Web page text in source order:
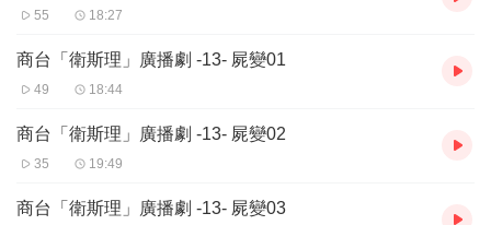
55 18:27
商台「衛斯理」廣播劇 -13- 屍變01
49 18:44
商台「衛斯理」廣播劇 -13- 屍變02
35 19:49
商台「衛斯理」廣播劇 -13- 屍變03